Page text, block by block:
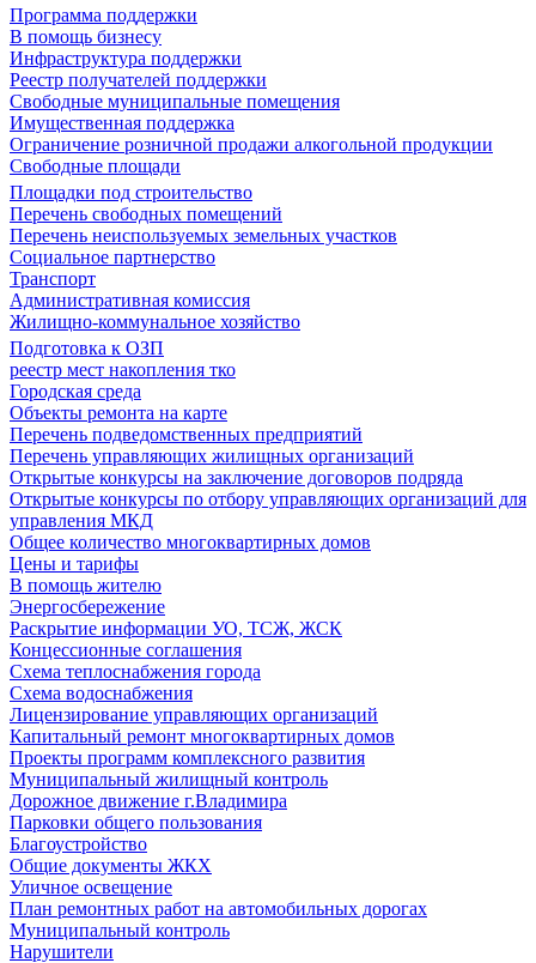
Программа поддержки
В помощь бизнесу
Инфраструктура поддержки
Реестр получателей поддержки
Свободные муниципальные помещения
Имущественная поддержка
Ограничение розничной продажи алкогольной продукции
Свободные площади
Площадки под строительство
Перечень свободных помещений
Перечень неиспользуемых земельных участков
Социальное партнерство
Транспорт
Административная комиссия
Жилищно-коммунальное хозяйство
Подготовка к ОЗП
реестр мест накопления тко
Городская среда
Объекты ремонта на карте
Перечень подведомственных предприятий
Перечень управляющих жилищных организаций
Открытые конкурсы на заключение договоров подряда
Открытые конкурсы по отбору управляющих организаций для
управления МКД
Общее количество многоквартирных домов
Цены и тарифы
В помощь жителю
Энергосбережение
Раскрытие информации УО, ТСЖ, ЖСК
Концессионные соглашения
Схема теплоснабжения города
Схема водоснабжения
Лицензирование управляющих организаций
Капитальный ремонт многоквартирных домов
Проекты программ комплексного развития
Муниципальный жилищный контроль
Дорожное движение г.Владимира
Парковки общего пользования
Благоустройство
Общие документы ЖКХ
Уличное освещение
План ремонтных работ на автомобильных дорогах
Муниципальный контроль
Нарушители